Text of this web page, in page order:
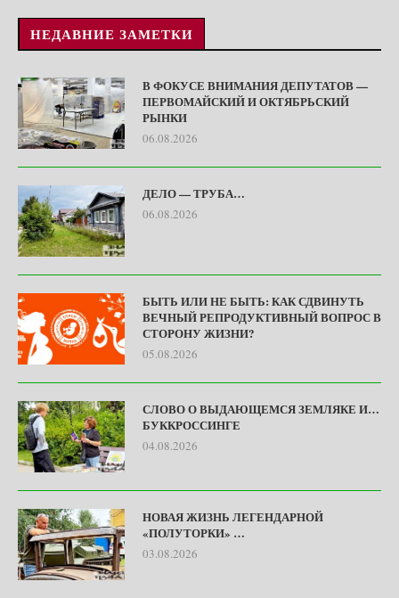
НЕДАВНИЕ ЗАМЕТКИ
В ФОКУСЕ ВНИМАНИЯ ДЕПУТАТОВ —
ПЕРВОМАЙСКИЙ И ОКТЯБРЬСКИЙ
РЫНКИ
06.08.2026
ДЕЛО — ТРУБА…
06.08.2026
БЫТЬ ИЛИ НЕ БЫТЬ: КАК СДВИНУТЬ
ВЕЧНЫЙ РЕПРОДУКТИВНЫЙ ВОПРОС В
СТОРОНУ ЖИЗНИ?
05.08.2026
СЛОВО О ВЫДАЮЩЕМСЯ ЗЕМЛЯКЕ И…
БУККРОССИНГЕ
04.08.2026
НОВАЯ ЖИЗНЬ ЛЕГЕНДАРНОЙ
«ПОЛУТОРКИ» …
03.08.2026